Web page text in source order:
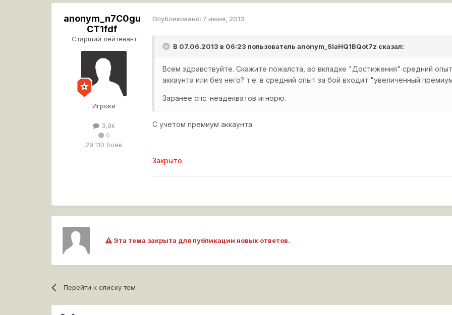
anonym_n7C0gu
CT1fdf
Старший лейтенант
Игроки
3,9k
0
29 110 боёв
Опубликовано: 7 июня, 2013
В 07.06.2013 в 06:23 пользовательanonym_SIaHQ1BQot7z сказал:
Всем здравствуйте. Скажите пожалста, во вкладке "Достижения" средний
аккаунта или без него? т.е. в средний опыт за бой входит "увеличенный
Заранее спс. неадекватов игнорю.
С учетом премиум аккаунта.
Закрыто.
Эта тема закрыта для публикации новых ответов.
Перейти к списку тем